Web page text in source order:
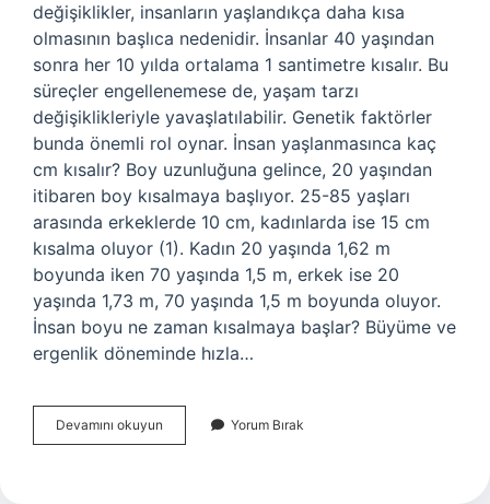
değişiklikler, insanların yaşlandıkça daha kısa
olmasının başlıca nedenidir. İnsanlar 40 yaşından
sonra her 10 yılda ortalama 1 santimetre kısalır. Bu
süreçler engellenemese de, yaşam tarzı
değişiklikleriyle yavaşlatılabilir. Genetik faktörler
bunda önemli rol oynar. İnsan yaşlanmasınca kaç
cm kısalır? Boy uzunluğuna gelince, 20 yaşından
itibaren boy kısalmaya başlıyor. 25-85 yaşları
arasında erkeklerde 10 cm, kadınlarda ise 15 cm
kısalma oluyor (1). Kadın 20 yaşında 1,62 m
boyunda iken 70 yaşında 1,5 m, erkek ise 20
yaşında 1,73 m, 70 yaşında 1,5 m boyunda oluyor.
İnsan boyu ne zaman kısalmaya başlar? Büyüme ve
ergenlik döneminde hızla…
Devamını okuyun
Neden
Yorum Bırak